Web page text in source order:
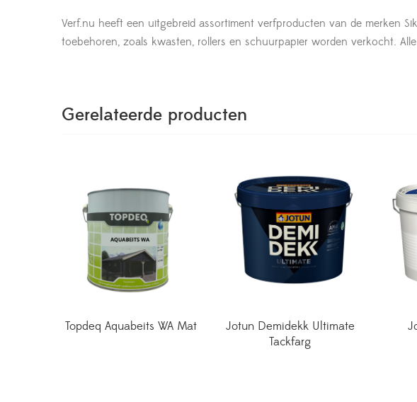
Verf.nu heeft een uitgebreid assortiment verfproducten van de merken
toebehoren, zoals kwasten, rollers en schuurpapier worden verkocht.
Gerelateerde producten
Topdeq Aquabeits WA Mat
Jotun Demidekk Ultimate
Tackfarg